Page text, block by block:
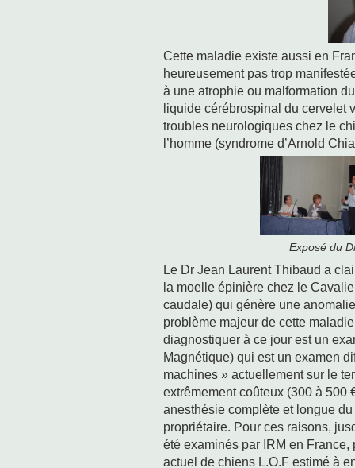
Cette maladie existe aussi en
heureusement pas trop
à une atrophie ou malformation
liquide cérébrospinal du cervelet
troubles neurologiques chez le
l’homme (syndrome d’Arnold
Exposé du
Le Dr Jean Laurent Thibaud a
la moelle épinière chez le
caudale) qui génère une
problème majeur de cette
diagnostiquer à ce jour est un
Magnétique) qui est un examen
machines » actuellement sur le
extrêmement coûteux (300 à 500
anesthésie complète et longue
propriétaire. Pour ces raisons,
été examinés par IRM en
actuel de chiens L.O.F estimé à